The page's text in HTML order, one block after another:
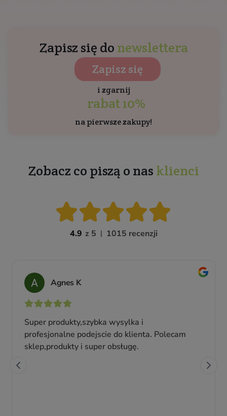
Zapisz się do newslettera
Zapisz się
i zgarnij
rabat 10%
na pierwsze zakupy!
Zobacz co piszą o nas klienci